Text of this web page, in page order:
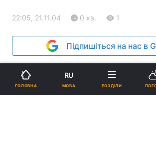
22:05, 21.11.04 0 хв. 1
Підпишіться на нас в
ГОЛОВНА
RU
МОВА РОЗДІЛИ